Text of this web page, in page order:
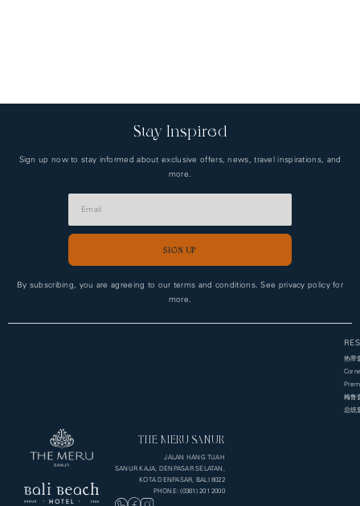
Stay Inspired
Sign up now to stay informed about exclusive offers, news, travel inspirations, and
more.
SIGN UP
By subscribing, you are agreeing to our terms and conditions. See privacy policy for
more.
热带
梅鲁
总统
THE MERU SANUR
JALAN HANG TUAH
SANUR KAJA, DENPASAR SELATAN,
KOTA DENPASAR, BALI 8022
PHONE: (0361) 201 2000